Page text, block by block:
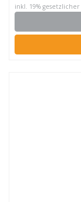
inkl. 19% gesetzlicher